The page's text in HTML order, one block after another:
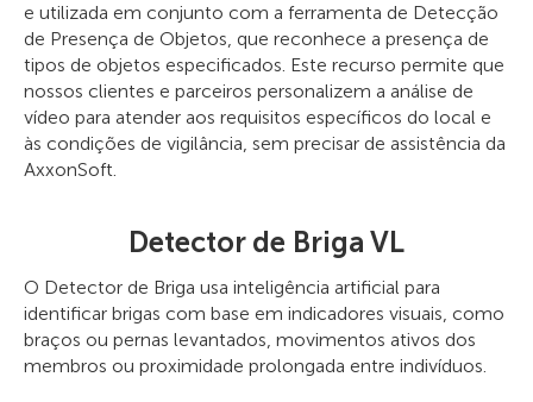
e utilizada em conjunto com a ferramenta de Detecção
de Presença de Objetos, que reconhece a presença de
tipos de objetos especificados. Este recurso permite que
nossos clientes e parceiros personalizem a análise de
vídeo para atender aos requisitos específicos do local e
às condições de vigilância, sem precisar de assistência da
AxxonSoft.
Detector de Briga VL
O Detector de Briga usa inteligência artificial para
identificar brigas com base em indicadores visuais, como
braços ou pernas levantados, movimentos ativos dos
membros ou proximidade prolongada entre indivíduos.